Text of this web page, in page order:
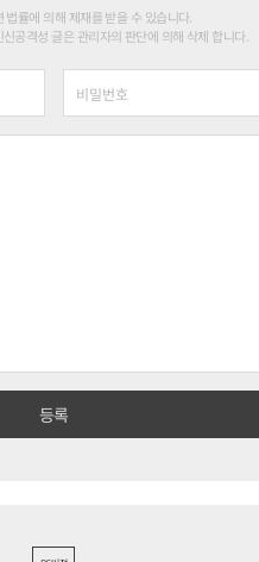
률에 의해 제재를 받을 수 있습니다.
공격성 글은 관리자의 판단에 의해 삭제 합니다.